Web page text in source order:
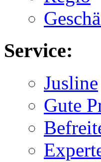
Service:
Jusline
Gute